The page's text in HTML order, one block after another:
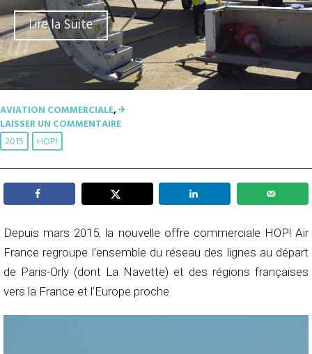
Lire la Suite
AVIATION COMMERCIALE,✈︎
LAISSER UN COMMENTAIRE
2015 HOP!
Depuis mars 2015, la nouvelle offre commerciale HOP! Air
France regroupe l’ensemble du réseau des lignes au départ
de Paris-Orly (dont La Navette) et des régions françaises
vers la France et l’Europe proche